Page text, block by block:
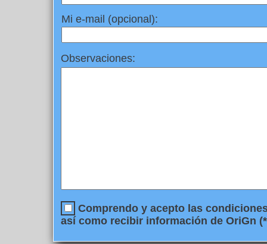
Mi e-mail (opcional):
Observaciones:
Comprendo y acepto las
así como recibir información de OriGn